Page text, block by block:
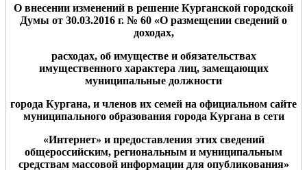
О внесении изменений в решение Курганской городской
Думы от 30.03.2016 г. № 60 «О размещении сведений о
доходах,
расходах, об имуществе и обязательствах
имущественного характера лиц, замещающих
муниципальные должности
города Кургана, и членов их семей на официальном сайте
муниципального образования города Кургана в сети
«Интернет» и предоставления этих сведений
общероссийским, региональным и муниципальным
средствам массовой информации для опубликования»